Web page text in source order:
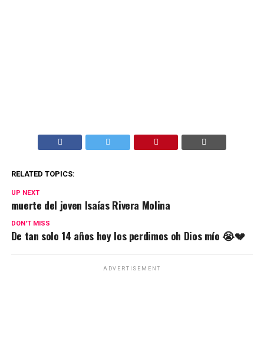
RELATED TOPICS:
UP NEXT
muerte del joven Isaías Rivera Molina
DON'T MISS
De tan solo 14 años hoy los perdimos oh Dios mío 😭💔
ADVERTISEMENT